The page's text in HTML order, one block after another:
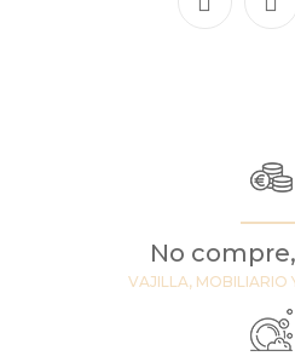
No
VAJILLA, MOBILIARIO